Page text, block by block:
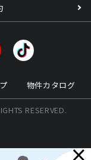
物件カタログ
RESERVED.
×